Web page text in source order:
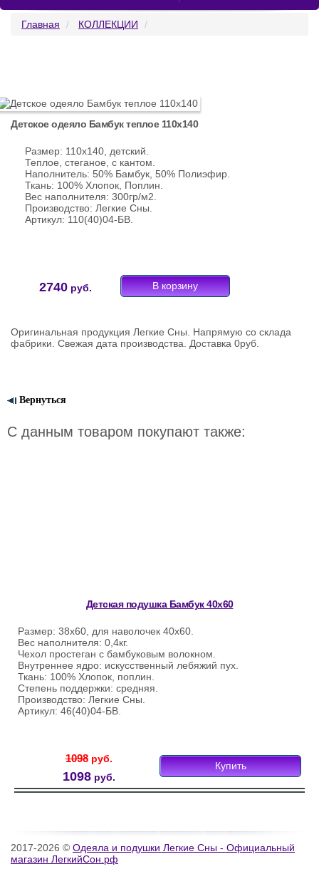
Главная КОЛЛЕКЦИИ
Детское одеяло Бамбук теплое 110х140
Размер: 110х140, детский.
Теплое, стеганое, с кантом.
Наполнитель: 50% Бамбук, 50% Полиэфир.
Ткань: 100% Хлопок, Поплин.
Вес наполнителя: 300гр/м2.
Производство: Легкие Сны.
Артикул: 110(40)04-БВ.
2740 руб.
Оригинальная продукция Легкие Сны. Напрямую со склада
фабрики. Свежая дата производства. Доставка 0руб.
Вернуться
С данным товаром покупают также:
Детская подушка Бамбук 40х60
Размер: 38х60, для наволочек 40х60.
Вес наполнителя: 0,4кг.
Чехол простеган с бамбуковым волокном.
Внутреннее ядро: искусственный лебяжий пух.
Ткань: 100% Хлопок, поплин.
Степень поддержки: средняя.
Производство: Легкие Сны.
Артикул: 46(40)04-БВ.
1098руб.
1098руб.
Купить
2017-2026 © Одеяла и подушки Легкие Сны - Официальный
магазин ЛегкийСон.рф